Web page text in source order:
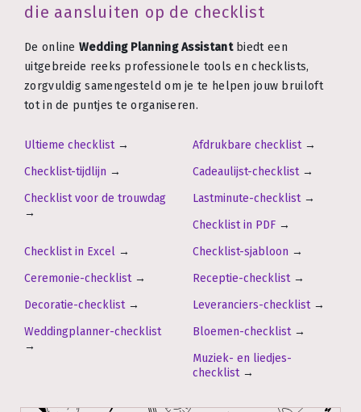
die aansluiten op de checklist
De online Wedding Planning Assistantbiedt een
uitgebreide reeks professionele tools en checklists,
zorgvuldig samengesteld om je te helpen jouw bruiloft
tot in de puntjes te organiseren.
Ultieme checklist→ Afdrukbare checklist→
Checklist-tijdlijn → Cadeaulijst-checklist→
Checklist voor de trouwdag
→
Lastminute-checklist→
Checklist in PDF →
Checklist in Excel → Checklist-sjabloon →
Ceremonie-checklist→ Receptie-checklist→
Decoratie-checklist→ Leveranciers-checklist→
Weddingplanner-checklist
→
Bloemen-checklist→
Muziek- en liedjes-
checklist→